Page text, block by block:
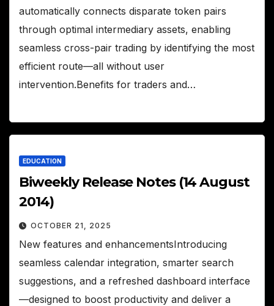
automatically connects disparate token pairs
through optimal intermediary assets, enabling
seamless cross-pair trading by identifying the most
efficient route—all without user
intervention.Benefits for traders and…
EDUCATION
Biweekly Release Notes (14 August
2014)
OCTOBER 21, 2025
New features and enhancementsIntroducing
seamless calendar integration, smarter search
suggestions, and a refreshed dashboard interface
—designed to boost productivity and deliver a